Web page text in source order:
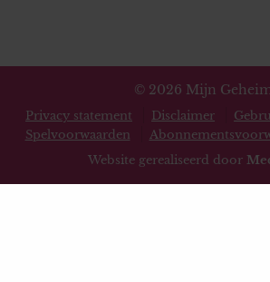
© 2026 Mijn
Privacy statement Disclaimer
Spelvoorwaarden
Website gerealiseerd door